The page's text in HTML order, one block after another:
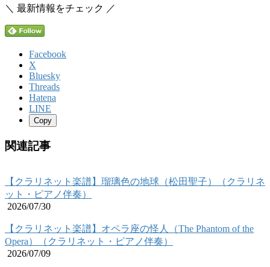
＼ 最新情報をチェック ／
Facebook
X
Bluesky
Threads
Hatena
LINE
Copy
関連記事
【クラリネット楽譜】瑠璃色の地球（松田聖子）（クラリネ
ット・ピアノ伴奏）
2026/07/30
【クラリネット楽譜】オペラ座の怪人（The Phantom of the
Opera）（クラリネット・ピアノ伴奏）
2026/07/09